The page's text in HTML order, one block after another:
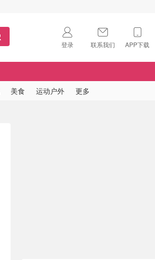
登录 联系我们 APP下载
🇺🇸
美食 运动户外 更多